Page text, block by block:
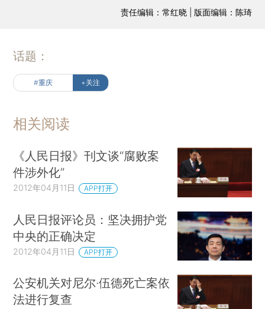
责任编辑：常红晓 | 版面编辑：陈琦
话题：
#重庆 +关注
相关阅读
《人民日报》刊文谈“腐败案
件涉外化”
2012年04月11日 APP打开
人民日报评论员：坚决拥护党
中央的正确决定
2012年04月11日 APP打开
公安机关对尼尔·伍德死亡案依
法进行复查